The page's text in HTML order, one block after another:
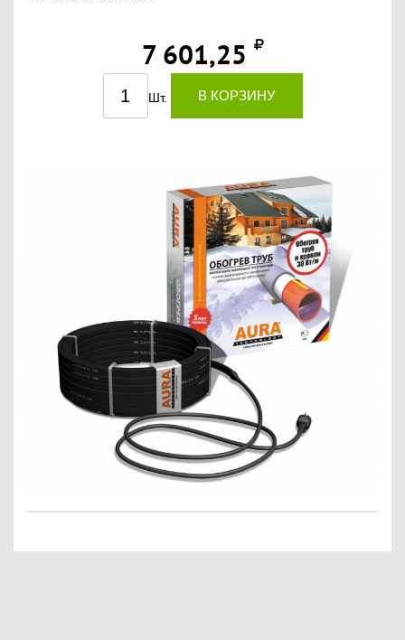
7 601,25
Шт. В КОРЗИНУ